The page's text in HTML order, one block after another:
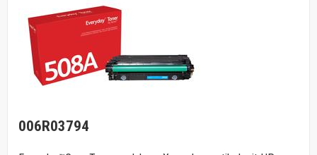
006R03794